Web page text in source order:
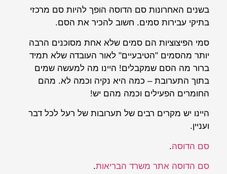
בשנים האחרונות סם הדוסה הופך להיות סם מרכזי
בתיקי עבירות סמים. חשוב להכיר את הסם.
סמי הפיצוציות הם סמים שלא אחת מסוכנים הרבה
יותר מהסמים "הטיבעיים" לאור העובדה שלא תמיד
ברור מה הסם שמקבלים! היינו מה למעשה שמים
בתוך התערובת – כמה היא נקיה וכמה לא. מהם
החומרים הפעילים וכמה מהם יש!
היינו יש מקרים רבים של תערובות של רעל לכל דבר
ועניין.
סם הדוסה.
סם הדוסה אתר משרד הבריאות.